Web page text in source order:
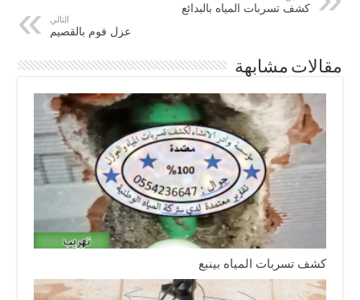
كشف تسربات المياه بالبدائع
التالي
عزل فوم بالقصيم
مقالات مشابهة
كشف تسربات المياه بينبع